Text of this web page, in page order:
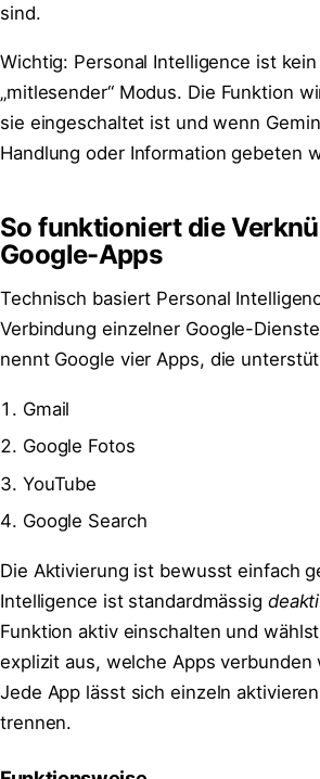
sind.
Wichtig: Personal Intelligence ist
„mitlesender“ Modus. Die Funktion
sie eingeschaltet ist und wenn
Handlung oder Information gebeten
So funktioniert die
Google-Apps
Technisch basiert Personal
Verbindung einzelner Google-
nennt Google vier Apps, die
Gmail
Google Fotos
YouTube
Google Search
Die Aktivierung ist bewusst einfach
Intelligence ist standardmässig
Funktion aktiv einschalten und
explizit aus, welche Apps verbunden
Jede App lässt sich einzeln
trennen.